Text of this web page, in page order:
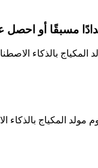
مسبقًا أو